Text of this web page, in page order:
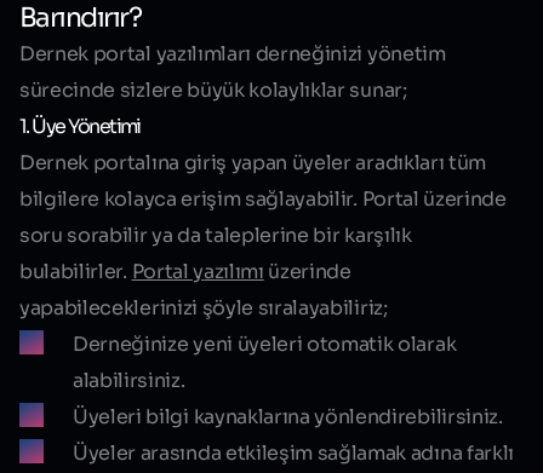
Barındırır?
Dernek portal yazılımları derneğinizi yönetim
sürecinde sizlere büyük kolaylıklar sunar;
1. Üye Yönetimi
Dernek portalına giriş yapan üyeler aradıkları tüm
bilgilere kolayca erişim sağlayabilir. Portal üzerinde
soru sorabilir ya da taleplerine bir karşılık
bulabilirler. Portal yazılımı üzerinde
yapabileceklerinizi şöyle sıralayabiliriz;
Derneğinize yeni üyeleri otomatik olarak
alabilirsiniz.
Üyeleri bilgi kaynaklarına yönlendirebilirsiniz.
Üyeler arasında etkileşim sağlamak adına farklı